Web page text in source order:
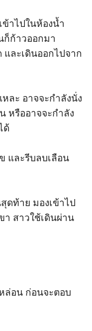
ข้าไปในห้องน้ำ
ก็ก้าวออกมา
ละเดินออกไปจาก
ละ อาจจะกำลังนั่ง
หรืออาจจะกำลัง
ด้
และรีบลบเลือน
ดท้าย มองเข้าไป
า สาวใช้เดินผ่าน
ล่อน ก่อนจะตอบ